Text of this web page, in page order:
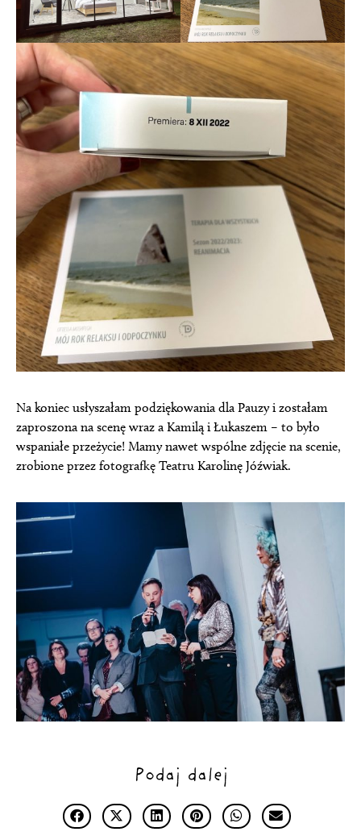
Na koniec usłyszałam podziękowania dla Pauzy i zostałam
zaproszona na scenę wraz a Kamilą i Łukaszem – to było
wspaniałe przeżycie! Mamy nawet wspólne zdjęcie na scenie,
zrobione przez fotografkę Teatru Karolinę Jóźwiak.
Podaj dalej